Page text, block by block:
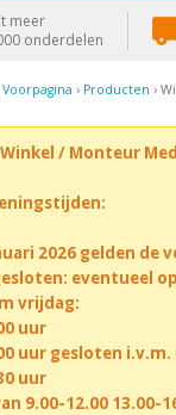
Voorpagina › Producten ›
/ Monteur
2026 gelden de
eventueel
vrijdag:
uur
uur gesloten
uur
9.00-12.00 13.00-
meer
onderdelen